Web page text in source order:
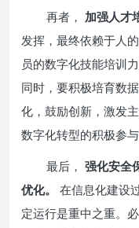
再者， 加强人才
发挥，最终依赖于人
员的数字化技能培训
同时，要积极培育数
化，鼓励创新，激发
数字化转型的积极参与
最后， 强化安全
优化。
在信息化建设
定运行是重中之重。